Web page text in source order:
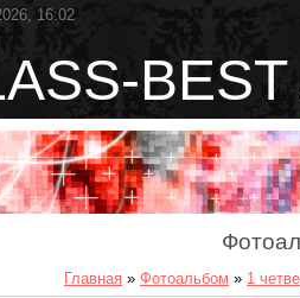
16:02
BEST
Главная » Фотоальбом » 1